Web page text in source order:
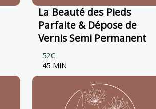
La Beauté des Pieds
Parfaite & Dépose de
Vernis Semi Permanent
52€
45 MIN